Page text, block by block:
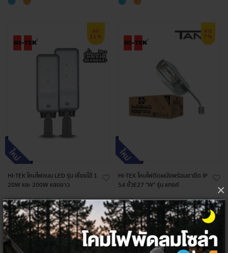
×
ลด
21%
HI-TEK โคมไฟถนน LED รุ่น เซี่ยงไฮ้ 1
20W และ 200W แสงขาว
2,200 - 3,800 ฿
2,298 - 2,998 ฿
+
ลด
7%
HI-TEK โคมไฟติดผนังพร้อมขายึด IP
54 ขั้วE27 "W" รุ่น แทงค์
600 ฿
558 ฿